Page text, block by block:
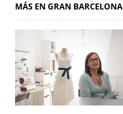
MÁS EN GRAN BARCELONA